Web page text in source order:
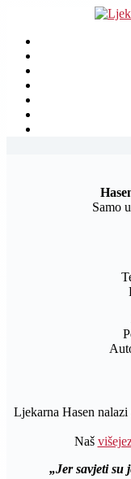
Samo
Ljekarna Hasen
Naš
Jer savjeti su